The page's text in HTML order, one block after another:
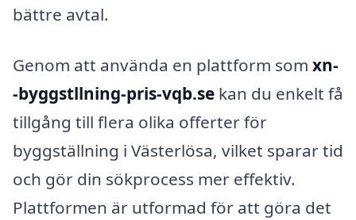
bättre avtal.
Genom att använda en plattform som xn-
-byggstllning-pris-vqb.se kan du enkelt få
tillgång till flera olika offerter för
byggställning i Västerlösa, vilket sparar tid
och gör din sökprocess mer effektiv.
Plattformen är utformad för att göra det